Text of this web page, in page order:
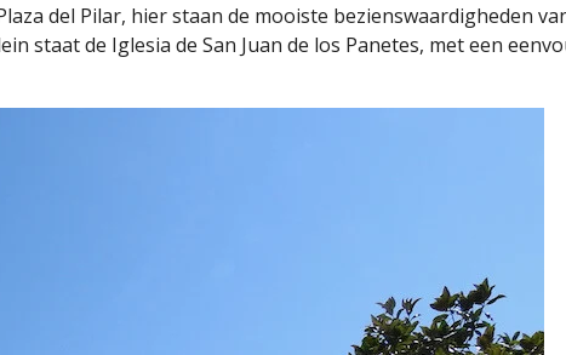
del Pilar, hier staan de mooiste bezienswaardigheden
staat de Iglesia de San Juan de los Panetes, met een